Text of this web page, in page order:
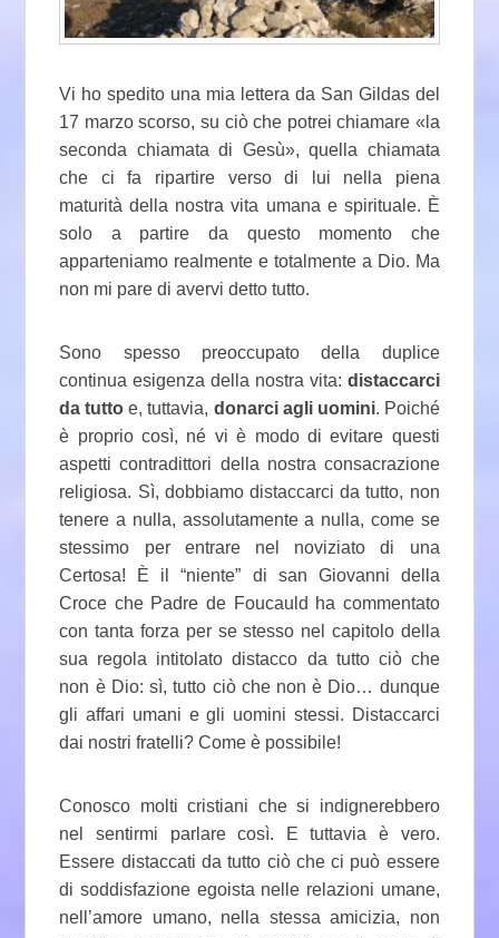
Vi ho spedito una mia lettera da San Gildas del
17 marzo scorso, su ciò che potrei chiamare «la
seconda chiamata di Gesù», quella chiamata
che ci fa ripartire verso di lui nella piena
maturità della nostra vita umana e spirituale. È
solo a partire da questo momento che
apparteniamo realmente e totalmente a Dio. Ma
non mi pare di avervi detto tutto.
Sono spesso preoccupato della duplice
continua esigenza della nostra vita: distaccarci
da tutto e, tuttavia, donarci agli uomini. Poiché
è proprio così, né vi è modo di evitare questi
aspetti contradittori della nostra consacrazione
religiosa. Sì, dobbiamo distaccarci da tutto, non
tenere a nulla, assolutamente a nulla, come se
stessimo per entrare nel noviziato di una
Certosa! È il “niente” di san Giovanni della
Croce che Padre de Foucauld ha commentato
con tanta forza per se stesso nel capitolo della
sua regola intitolato distacco da tutto ciò che
non è Dio: sì, tutto ciò che non è Dio… dunque
gli affari umani e gli uomini stessi. Distaccarci
dai nostri fratelli? Come è possibile!
Conosco molti cristiani che si indignerebbero
nel sentirmi parlare così. E tuttavia è vero.
Essere distaccati da tutto ciò che ci può essere
di soddisfazione egoista nelle relazioni umane,
nell’amore umano, nella stessa amicizia, non